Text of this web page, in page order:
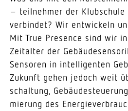
– teil­nehmer der Klub­schule
verbindet? Wir entwi­ckeln
Mit True Presence sind wir
Zeit­alter der
Sensoren in intel­li­genten
Zukunft gehen jedoch weit
schaltung,
mierung des